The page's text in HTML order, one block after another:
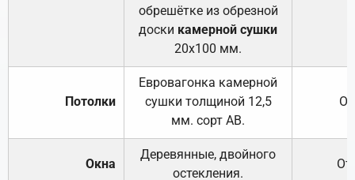
обрешётке из обрезной
доски камерной сушки
20х100 мм.
Потолки
Евровагонка камерной
сушки толщиной 12,5
мм. сорт АВ.
Окна
Деревянные, двойного
остекления.